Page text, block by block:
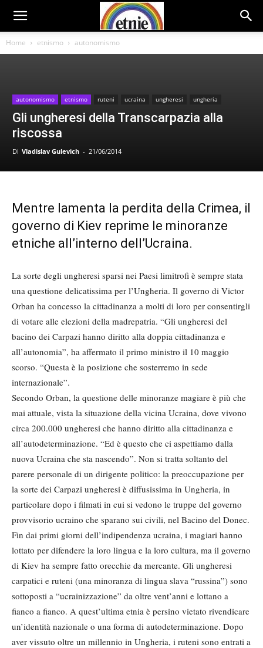
Home etnismo autonomismo
autonomismo etnismo ruteni ucraina ungheresi ungheria
Gli ungheresi della Transcarpazia alla
riscossa
Di Vladislav Gulevich - 21/06/2014
Mentre lamenta la perdita della Crimea, il
governo di Kiev reprime le minoranze
etniche all’interno dell’Ucraina.
La sorte degli ungheresi sparsi nei Paesi limitrofi è sempre stata
una questione delicatissima per l’Ungheria. Il governo di Victor
Orban ha concesso la cittadinanza a molti di loro per consentirgli
di votare alle elezioni della madrepatria. “Gli ungheresi del
bacino dei Carpazi hanno diritto alla doppia cittadinanza e
all’autonomia”, ha affermato il primo ministro il 10 maggio
scorso. “Questa è la posizione che sosterremo in sede
internazionale”.
Secondo Orban, la questione delle minoranze magiare è più che
mai attuale, vista la situazione della vicina Ucraina, dove vivono
circa 200.000 ungheresi che hanno diritto alla cittadinanza e
all’autodeterminazione. “Ed è questo che ci aspettiamo dalla
nuova Ucraina che sta nascendo”. Non si tratta soltanto del
parere personale di un dirigente politico: la preoccupazione per
la sorte dei Carpazi ungheresi è diffusissima in Ungheria, in
particolare dopo i filmati in cui si vedono le truppe del governo
provvisorio ucraino che sparano sui civili, nel Bacino del Donec.
Fin dai primi giorni dell’indipendenza ucraina, i magiari hanno
lottato per difendere la loro lingua e la loro cultura, ma il governo
di Kiev ha sempre fatto orecchie da mercante. Gli ungheresi
carpatici e ruteni (una minoranza di lingua slava “russina”) sono
sottoposti a “ucrainizzazione” da oltre vent’anni e lottano a
fianco a fianco. A quest’ultima etnia è persino vietato rivendicare
un’identità nazionale o una forma di autodeterminazione. Dopo
aver vissuto oltre un millennio in Ungheria, i ruteni sono entrati a